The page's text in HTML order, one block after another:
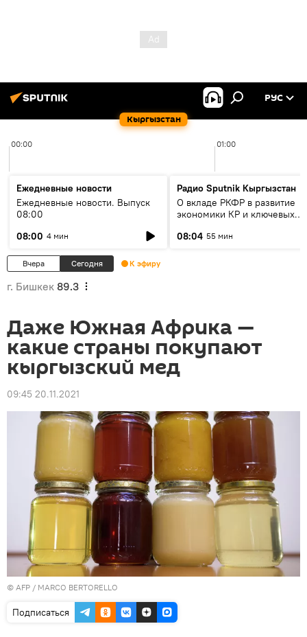
Кыргызстан
РУС
00:00 01:00
Ежедневные новости
Ежедневные новости. Выпуск
08:00
08:00 4 мин
Радио Sputnik Кыргызстан
О вкладе РКФР в развитие
экономики КР и ключевых
08:04 55 мин
Вчера Сегодня К эфиру
г. Бишкек 89.3
Даже Южная Африка —
какие страны покупают
кыргызский мед
09:45 20.11.2021
© AFP / MARCO BERTORELLO
Подписаться